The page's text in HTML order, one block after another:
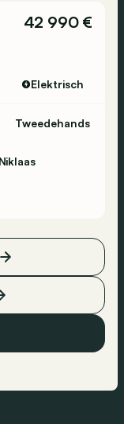
42 990 €
Elektrisch
Tweedehands